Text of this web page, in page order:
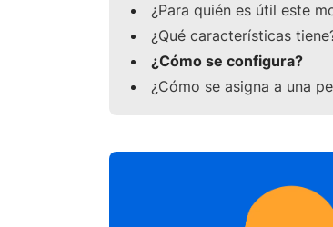
¿Para quién es útil este
¿Qué características
¿Cómo se configura?
¿Cómo se asigna a una